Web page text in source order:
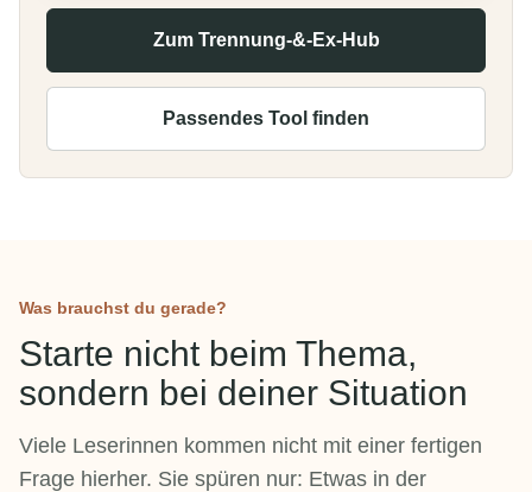
Zum Trennung-&-Ex-Hub
Passendes Tool finden
Was brauchst du gerade?
Starte nicht beim Thema,
sondern bei deiner Situation
Viele Leserinnen kommen nicht mit einer fertigen
Frage hierher. Sie spüren nur: Etwas in der